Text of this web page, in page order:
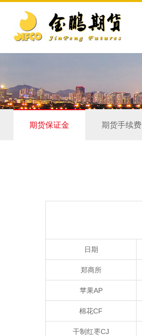
期货保证金 期货手续费
日期
郑商所
苹果AP
棉花CF
干制红枣CJ